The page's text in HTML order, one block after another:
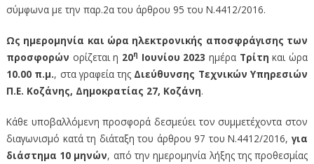
σύμφωνα με την παρ.2α του άρθρου 95 του Ν.4412/2016.
Ως ημερομηνία και ώρα ηλεκτρονικής αποσφράγισης των
προσφορών ορίζεται η 20η Ιουνίου 2023ημέρα Τρίτη και ώρα
10.00 π.μ., στα γραφεία της Διεύθυνσης Τεχνικών Υπηρεσιών
Π.Ε. Κοζάνης, Δημοκρατίας 27, Κοζάνη.
Κάθε υποβαλλόμενη προσφορά δεσμεύει τον συμμετέχοντα στον
διαγωνισμό κατά τη διάταξη του άρθρου 97 του Ν.4412/2016,για
διάστημα 10 μηνών, από την ημερομηνία λήξης της προθεσμίας